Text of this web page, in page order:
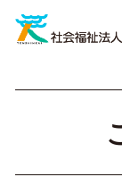
content